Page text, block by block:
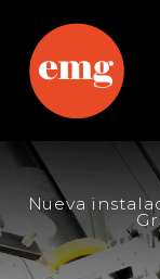
Nueva